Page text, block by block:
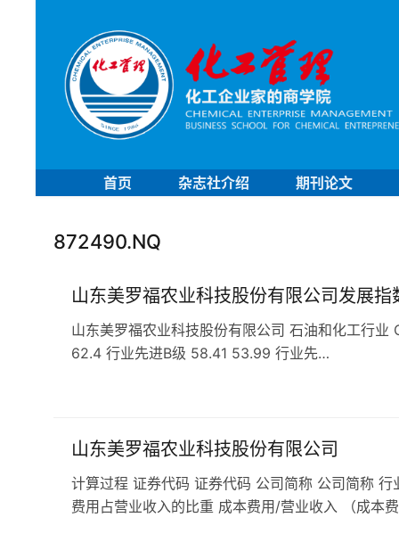
首页 杂志社介绍 期刊论文
872490.NQ
山东美罗福农业科技股份有限公司发展指
山东美罗福农业科技股份有限公司 石油和化工行
62.4 行业先进B级 58.41 53.99 行业先…
山东美罗福农业科技股份有限公司
计算过程 证券代码 证券代码 公司简称 公司简称
费用占营业收入的比重 成本费用/营业收入 （成本